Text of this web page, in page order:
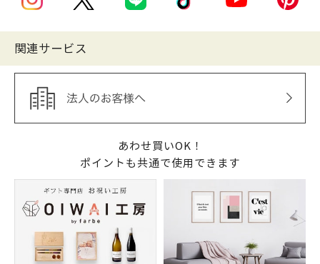
関連サービス
あわせ買いOK！
ポイントも共通で使用できます